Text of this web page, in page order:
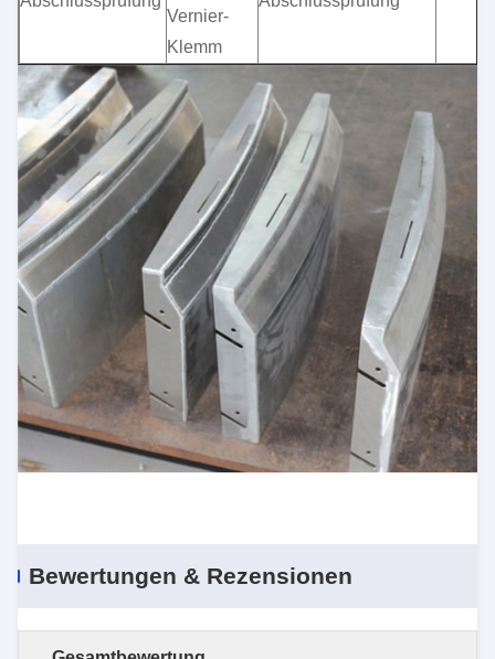
Vernier-
Klemm
Bewertungen & Rezensionen